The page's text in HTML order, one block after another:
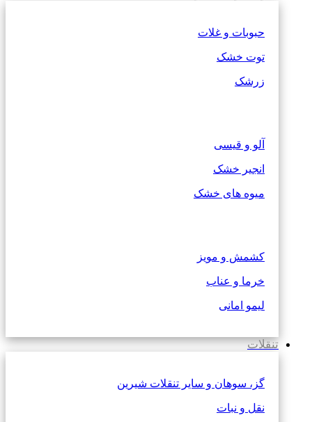
حبوبات و غلات
توت خشک
زرشک
آلو و قیسی
انجیر خشک
میوه های خشک
کشمش و مویز
خرما و عناب
لیمو امانی
تنقلات
گز، سوهان و سایر تنقلات شیرین
نقل و نبات